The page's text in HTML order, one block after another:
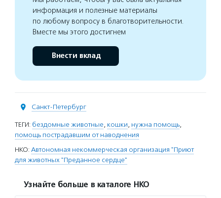
информация и полезные материалы
по любому вопросу в благотворительности.
Вместе мы этого достигнем
Внести вклад
Санкт-Петербург
ТЕГИ: бездомные животные, кошки, нужна помощь,
помощь пострадавшим от наводнения
НКО: Автономная некоммерческая организация "Приют
для животных "Преданное сердце"
Узнайте больше в каталоге НКО